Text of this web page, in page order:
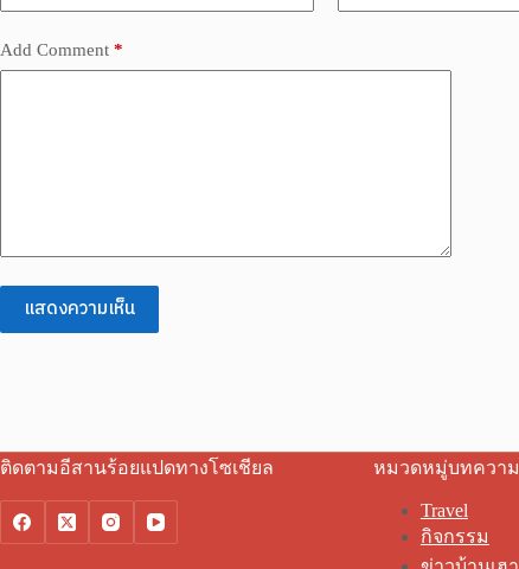
Add Comment *
แสดงความเห็น
ติดตามอีสานร้อยแปดทางโซเชียล หมวดหมู่บทความ
Travel
กิจกรรม